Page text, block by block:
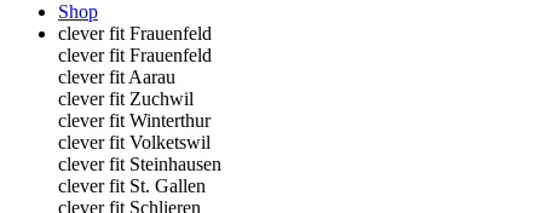
Shop
clever fit Frauenfeld
clever fit Frauenfeld
clever fit Aarau
clever fit Zuchwil
clever fit Winterthur
clever fit Volketswil
clever fit Steinhausen
clever fit St. Gallen
clever fit Schlieren